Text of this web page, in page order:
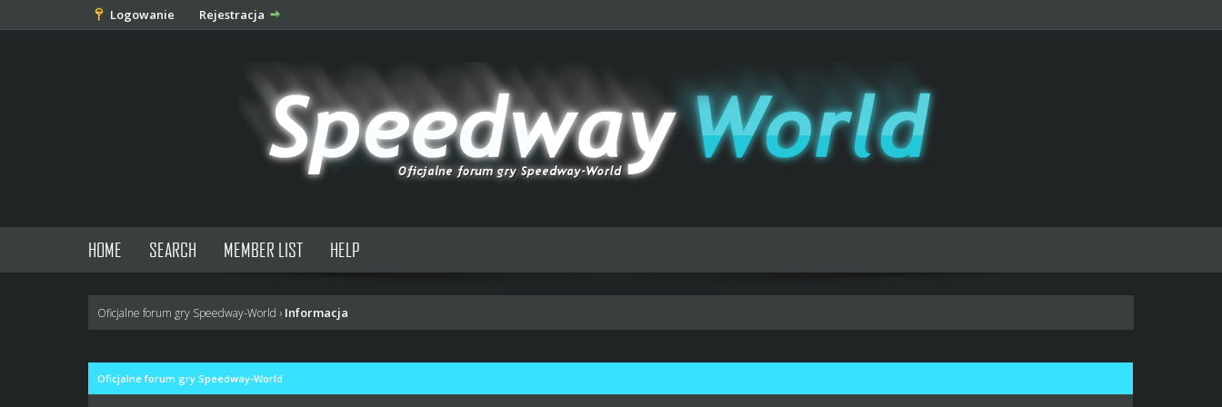
Logowanie Rejestracja
HOME SEARCH MEMBER LIST HELP
Oficjalne forum gry Speedway-World › Informacja
Oficjalne forum gry Speedway-World